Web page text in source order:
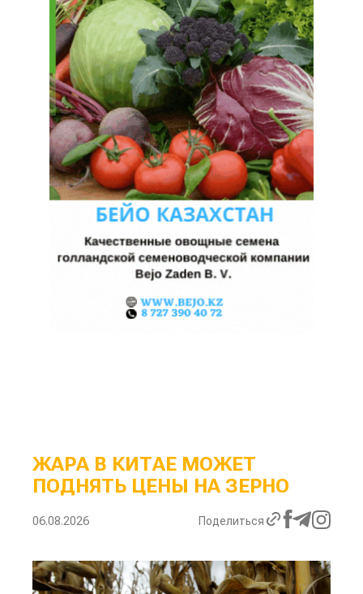
ЖАРА В КИТАЕ МОЖЕТ
ПОДНЯТЬ ЦЕНЫ НА ЗЕРНО
06.08.2026 Поделиться